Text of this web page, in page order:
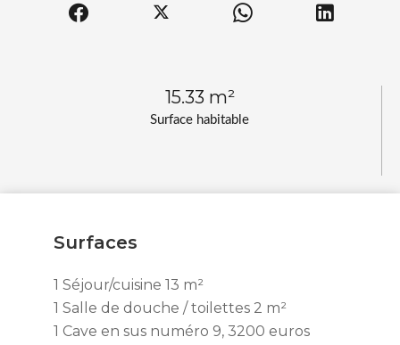
Surface habitable
15.33 m²
Surfaces
1 Séjour/cuisine 13 m²
1 Salle de douche / toilettes 2 m²
1 Cave en sus numéro 9, 3200 euros